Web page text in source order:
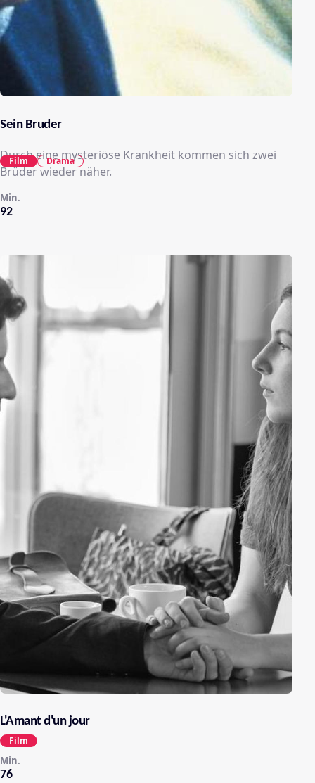
Sein Bruder
Durch eine mysteriöse Krankheit kommen sich zwei
Brüder wieder näher.
92
Min.
Film Drama
L'Amant d'un jour
76
Min.
Film